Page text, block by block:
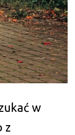
w
z